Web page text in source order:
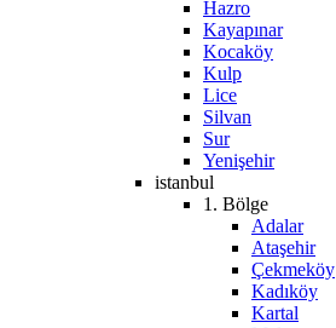
Hazro
Kayapınar
Kocaköy
Kulp
Lice
Silvan
Sur
Yenişehir
istanbul
1. Bölge
Adalar
Ataşehir
Çekmeköy
Kadıköy
Kartal